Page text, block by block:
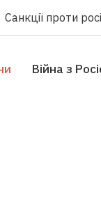
Санкції проти
Війна з